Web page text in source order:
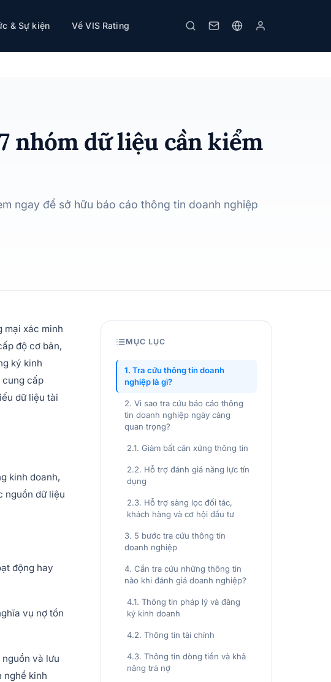
& Sự kiện Về VIS Rating In
nhóm dữ liệu cần kiểm
ngay để sở hữu báo cáo thông tin doanh nghiệp
mại xác minh
độ cơ bản,
ký kinh
cung cấp
dữ liệu tài
kinh doanh,
nguồn dữ liệu
động hay
vụ nợ tồn
và lưu
nghề kinh
MỤC LỤC
1. Tra cứu thông tin doanh
nghiệp là gì?
2. Vì sao tra cứu báo cáo thông
tin doanh nghiệp ngày càng
quan trọng?
2.1. Giảm bất cân xứng thông tin
2.2. Hỗ trợ đánh giá năng lực tín
dụng
2.3. Hỗ trợ sàng lọc đối tác,
khách hàng và cơ hội đầu tư
3. 5 bước tra cứu thông tin
doanh nghiệp
4. Cần tra cứu những thông tin
nào khi đánh giá doanh nghiệp?
4.1. Thông tin pháp lý và đăng
ký kinh doanh
4.2. Thông tin tài chính
4.3. Thông tin dòng tiền và khả
năng trả nợ